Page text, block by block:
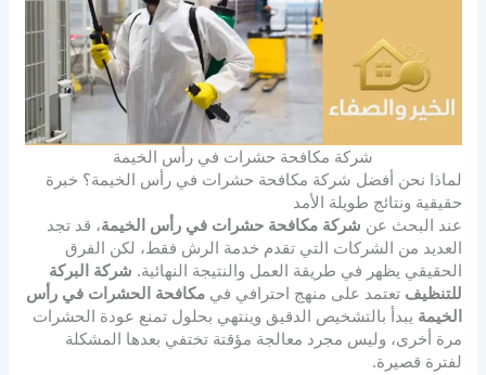
شركة مكافحة حشرات في رأس الخيمة
لماذا نحن أفضل شركة مكافحة حشرات في رأس الخيمة؟ خبرة
حقيقية ونتائج طويلة الأمد
عند البحث عن شركة مكافحة حشرات في رأس الخيمة، قد تجد
العديد من الشركات التي تقدم خدمة الرش فقط، لكن الفرق
الحقيقي يظهر في طريقة العمل والنتيجة النهائية. شركة البركة
للتنظيف تعتمد على منهج احترافي فيمكافحة الحشرات في رأس
الخيمة يبدأ بالتشخيص الدقيق وينتهي بحلول تمنع عودة الحشرات
مرة أخرى، وليس مجرد معالجة مؤقتة تختفي بعدها المشكلة
لفترة قصيرة.